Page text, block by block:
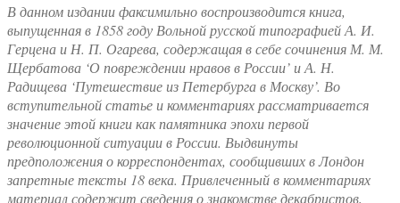
В данном издании факсимильно воспроизводится книга,
выпущенная в 1858 году Вольной русской типографией А. И.
Герцена и Н. П. Огарева, содержащая в себе сочинения М. М.
Щербатова ‘О повреждении нравов в России’ и А. Н.
Радищева ‘Путешествие из Петербурга в Москву’. Во
вступительной статье и комментариях рассматривается
значение этой книги как памятника эпохи первой
революционной ситуации в России. Выдвинуты
предположения о корреспондентах, сообщивших в Лондон
запретные тексты 18 века. Привлеченный в комментариях
материал содержит сведения о знакомстве декабристов,